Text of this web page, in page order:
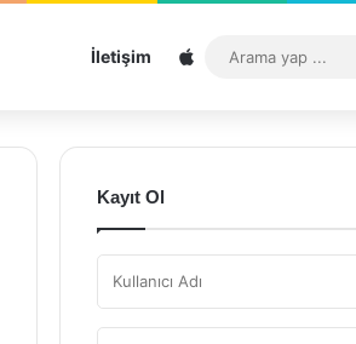
İletişim Sitemap
Kayıt Ol